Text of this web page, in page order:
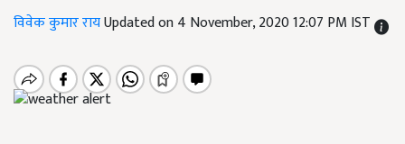
विवेक कुमार रायUpdated on 4 November, 2020 12:07 PM IST